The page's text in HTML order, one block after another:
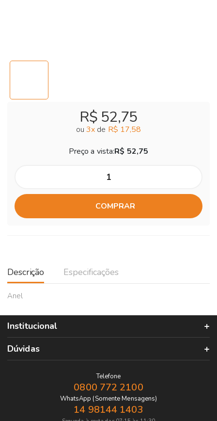
R$ 52,75
ou 3x de R$ 17,58
Preço a vista:R$ 52,75
COMPRAR
Descrição Especificações
Anel
Institucional
Dúvidas
Telefone
0800 772 2100
WhatsApp (Somente Mensagens)
14 98144 1403